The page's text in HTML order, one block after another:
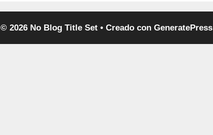
© 2026 No Blog Title Set• Creado con GeneratePress